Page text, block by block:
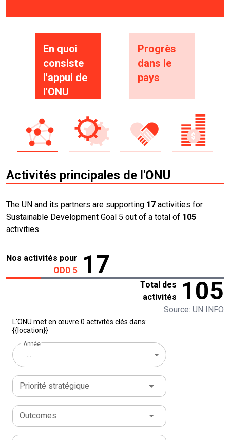
En quoi
consiste
l'appui de
l'ONU
Progrès
dans le
pays
Activités principales de l'ONU
The UN and its partners are supporting 17 activities for
Sustainable Development Goal 5 out of a total of 105
activities.
Nos activités pour
ODD 5
17
Total des
activités
105
Source: UN INFO
L'ONU met en œuvre 0 activités clés dans:
{{location}}
Année
...
Priorité stratégique
Outcomes